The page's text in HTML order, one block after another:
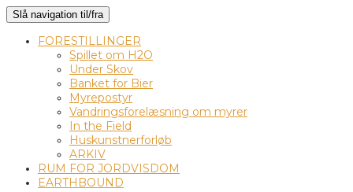
Slå navigation til/fra
FORESTILLINGER
Spillet om H2O
Under Skov
Banket for Bier
Myrepostyr
Vandringsforelæsning om myrer
In the Field
Huskunstnerforløb
ARKIV
RUM FOR JORDVISDOM
EARTHBOUND